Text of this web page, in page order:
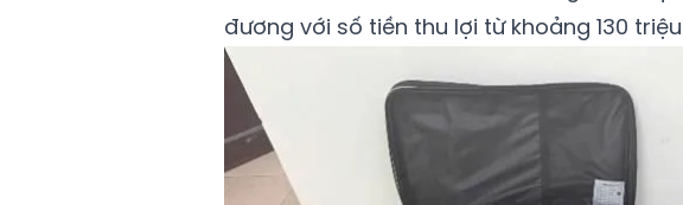
đương với số tiền thu lợi từ khoảng 130